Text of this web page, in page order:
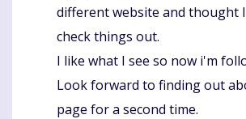
different website and thought
check things out.
I like what I see so now i'm
Look forward to finding out
page for a second time.